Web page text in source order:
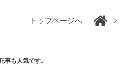
トップページへ
事も人気です。